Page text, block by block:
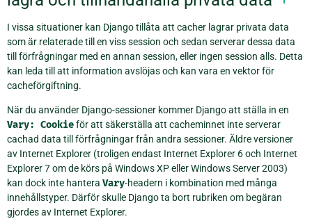
I vissa situationer kan Django tillåta att cacher lagrar privata data
som är relaterade till en viss session och sedan serverar dessa data
till förfrågningar med en annan session, eller ingen session alls. Detta
kan leda till att information avslöjas och kan vara en vektor för
cacheförgiftning.
När du använder Django-sessioner kommer Django att ställa in en
Vary: Cookieför att säkerställa att cacheminnet inte serverar
cachad data till förfrågningar från andra sessioner. Äldre versioner
av Internet Explorer (troligen endast Internet Explorer 6 och Internet
Explorer 7 om de körs på Windows XP eller Windows Server 2003)
kan dock inte hantera Vary-headern i kombination med många
innehållstyper. Därför skulle Django ta bort rubriken om begäran
gjordes av Internet Explorer.